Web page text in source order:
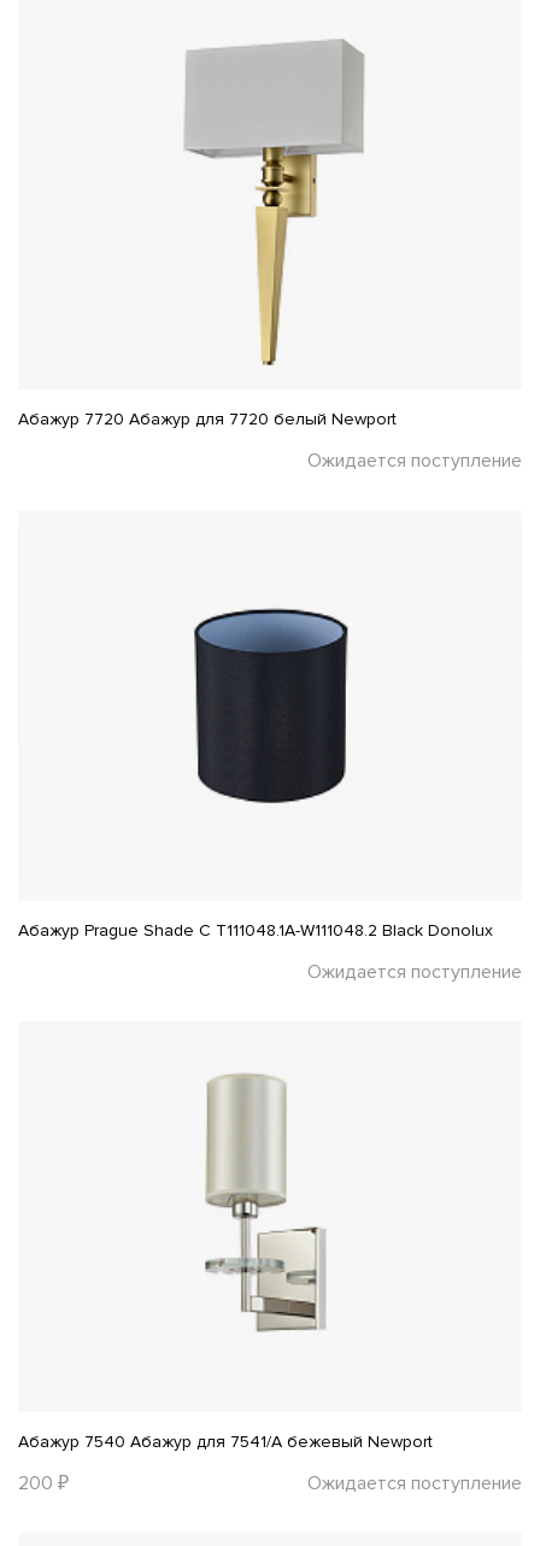
Абажур 7720 Абажур для 7720 белый Newport
Ожидается поступление
Абажур Prague Shade C T111048.1A-W111048.2 Black Donolux
Ожидается поступление
Абажур 7540 Абажур для 7541/A бежевый Newport
200 ₽ Ожидается поступление